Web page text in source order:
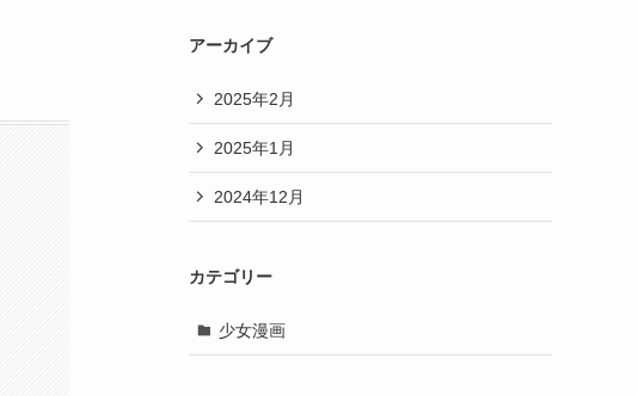
アーカイブ
2025年2月
2025年1月
2024年12月
カテゴリー
少女漫画